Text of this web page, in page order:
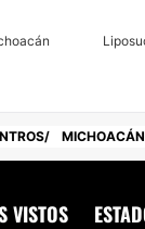
MICHOACÁN
VISTOS